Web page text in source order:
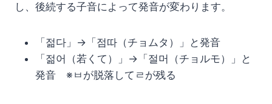
し、後続する子音によって発音が変わります。
「젊다」→「점따（チョムタ）」と発音
「젊어（若くて）」→「절머（チョルモ）」と
発音 ※ㅂが脱落してㄹが残る